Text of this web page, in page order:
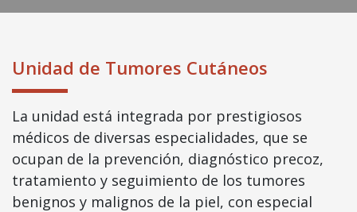
Unidad de Tumores Cutáneos
La unidad está integrada por prestigiosos
médicos de diversas especialidades, que se
ocupan de la prevención, diagnóstico precoz,
tratamiento y seguimiento de los tumores
benignos y malignos de la piel, con especial